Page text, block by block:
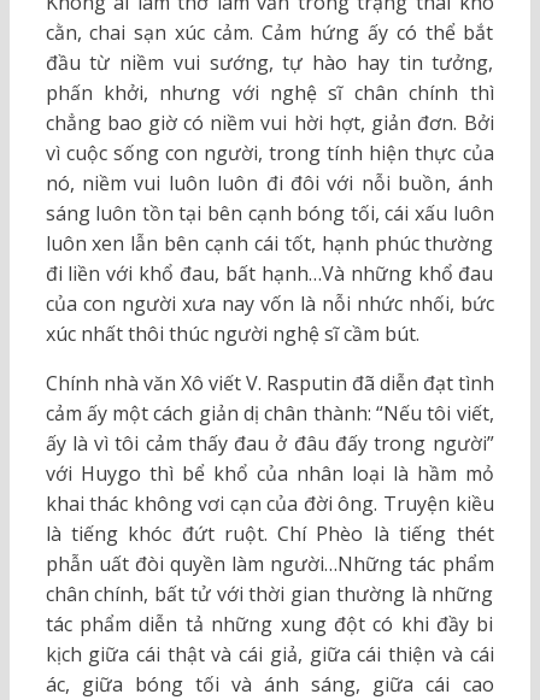
cằn, chai sạn xúc cảm. Cảm hứng ấy có thể bắt
đầu từ niềm vui sướng, tự hào hay tin tưởng,
phấn khởi, nhưng với nghệ sĩ chân chính thì
chẳng bao giờ có niềm vui hời hợt, giản đơn. Bởi
vì cuộc sống con người, trong tính hiện thực của
nó, niềm vui luôn luôn đi đôi với nỗi buồn, ánh
sáng luôn tồn tại bên cạnh bóng tối, cái xấu luôn
luôn xen lẫn bên cạnh cái tốt, hạnh phúc thường
đi liền với khổ đau, bất hạnh…Và những khổ đau
của con người xưa nay vốn là nỗi nhức nhối, bức
xúc nhất thôi thúc người nghệ sĩ cầm bút.
Chính nhà văn Xô viết V. Rasputin đã diễn đạt tình
cảm ấy một cách giản dị chân thành: “Nếu tôi viết,
ấy là vì tôi cảm thấy đau ở đâu đấy trong người”
với Huygo thì bể khổ của nhân loại là hầm mỏ
khai thác không vơi cạn của đời ông. Truyện kiều
là tiếng khóc đứt ruột. Chí Phèo là tiếng thét
phẫn uất đòi quyền làm người…Những tác phẩm
chân chính, bất tử với thời gian thường là những
tác phẩm diễn tả những xung đột có khi đầy bi
kịch giữa cái thật và cái giả, giữa cái thiện và cái
ác, giữa bóng tối và ánh sáng, giữa cái cao